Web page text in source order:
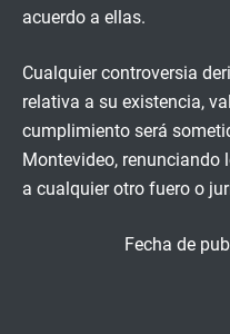
acuerdo a ellas.
Cualquier controversia
relativa a su existencia,
cumplimiento será
Montevideo, renunciando
a cualquier otro fuero o
Fecha de